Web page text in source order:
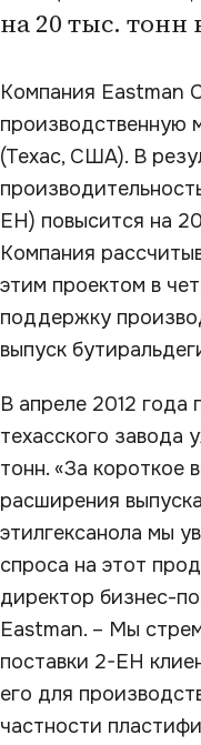
на 20 тыс. тонн
Компания Eastman
производственную
(Техас, США). В
EH) повысится на
Компания
этим проектом в
поддержку
выпуск
В апреле 2012 года
техасского завода
тонн. «За короткое
расширения
этилгексанола мы
спроса на этот
директор бизнес-
Eastman. – Мы
поставки 2-EH
его для
частности